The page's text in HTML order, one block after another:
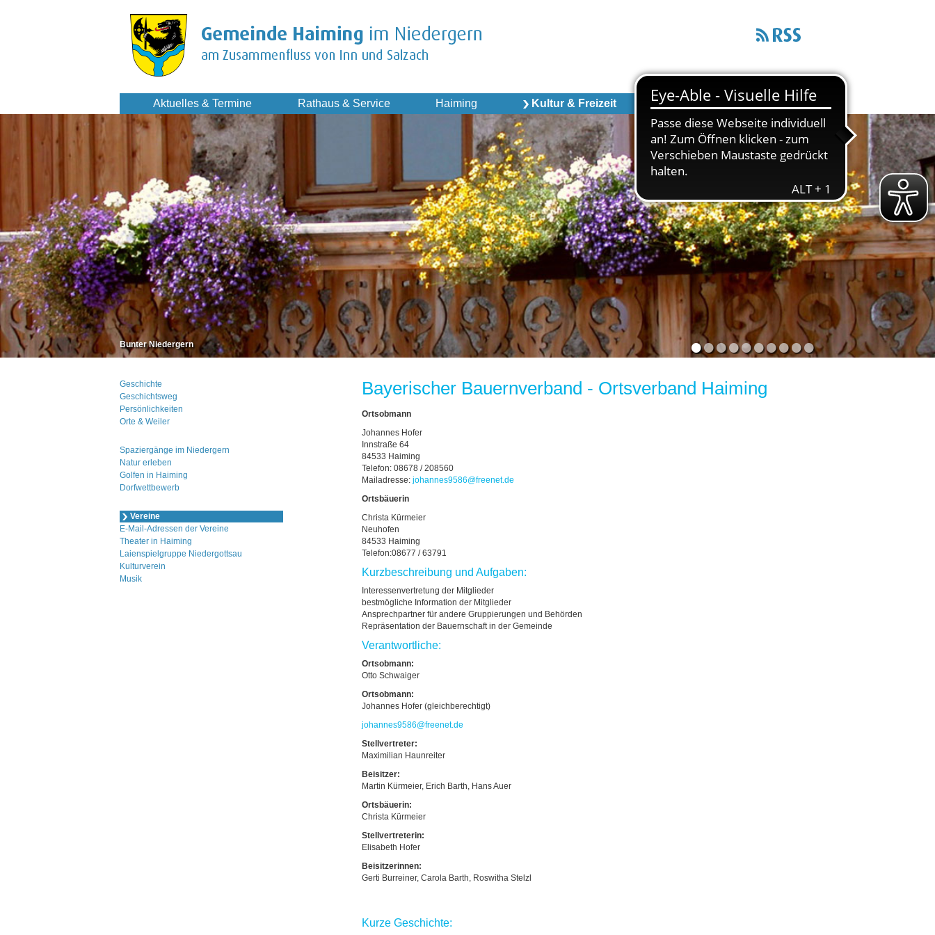
Aktuelles & Termine Rathaus & Service Haiming Kultur & Freizeit Wirtschaft & Infrastruktur
••••••••••
Bunter Niedergern
Geschichte
Geschichtsweg
Persönlichkeiten
Orte & Weiler
Spaziergänge im Niedergern
Natur erleben
Golfen in Haiming
Dorfwettbewerb
Vereine
E-Mail-Adressen der Vereine
Theater in Haiming
Laienspielgruppe Niedergottsau
Kulturverein
Musik
Bayerischer Bauernverband - Ortsverband Haiming
Ortsobmann
Johannes Hofer
Innstraße 64
84533 Haiming
Telefon: 08678 / 208560
Mailadresse:johannes9586@freenet.de
Ortsbäuerin
Christa Kürmeier
Neuhofen
84533 Haiming
Telefon:08677 / 63791
Kurzbeschreibung und Aufgaben:
Interessenvertretung der Mitglieder
bestmögliche Information der Mitglieder
Ansprechpartner für andere Gruppierungen und Behörden
Repräsentation der Bauernschaft in der Gemeinde
Verantwortliche:
Ortsobmann:
Otto Schwaiger
Ortsobmann:
Johannes Hofer (gleichberechtigt)
johannes9586@freenet.de
Stellvertreter:
Maximilian Haunreiter
Beisitzer:
Martin Kürmeier, Erich Barth, Hans Auer
Ortsbäuerin:
Christa Kürmeier
Stellvertreterin:
Elisabeth Hofer
Beisitzerinnen:
Gerti Burreiner, Carola Barth, Roswitha Stelzl
Kurze Geschichte: